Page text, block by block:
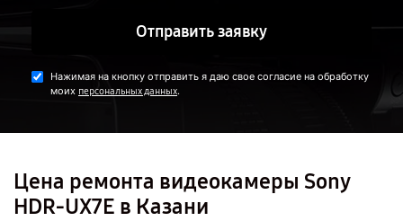
Отправить заявку
Нажимая на кнопку отправить я даю свое согласие на обработку
моих персональных данных.
Цена ремонта видеокамеры Sony
HDR-UX7E в Казани